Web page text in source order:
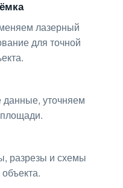
лазерный
для точной
уточняем
разрезы и схемы